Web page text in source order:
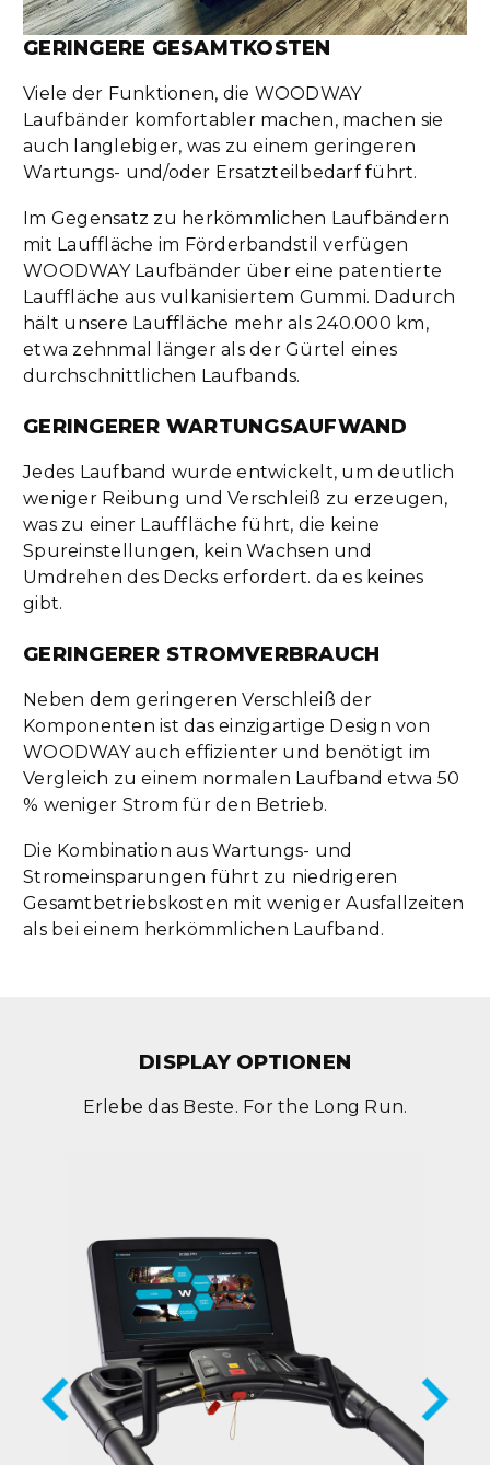
GERINGERE GESAMTKOSTEN
Viele der Funktionen, die WOODWAY
Laufbänder komfortabler machen, machen sie
auch langlebiger, was zu einem geringeren
Wartungs- und/oder Ersatzteilbedarf führt.
Im Gegensatz zu herkömmlichen Laufbändern
mit Lauffläche im Förderbandstil verfügen
WOODWAY Laufbänder über eine patentierte
Lauffläche aus vulkanisiertem Gummi. Dadurch
hält unsere Lauffläche mehr als 240.000 km,
etwa zehnmal länger als der Gürtel eines
durchschnittlichen Laufbands.
GERINGERER WARTUNGSAUFWAND
Jedes Laufband wurde entwickelt, um deutlich
weniger Reibung und Verschleiß zu erzeugen,
was zu einer Lauffläche führt, die keine
Spureinstellungen, kein Wachsen und
Umdrehen des Decks erfordert. da es keines
gibt.
GERINGERER STROMVERBRAUCH
Neben dem geringeren Verschleiß der
Komponenten ist das einzigartige Design von
WOODWAY auch effizienter und benötigt im
Vergleich zu einem normalen Laufband etwa 50
% weniger Strom für den Betrieb.
Die Kombination aus Wartungs- und
Stromeinsparungen führt zu niedrigeren
Gesamtbetriebskosten mit weniger Ausfallzeiten
als bei einem herkömmlichen Laufband.
DISPLAY OPTIONEN
Erlebe das Beste. For the Long Run.